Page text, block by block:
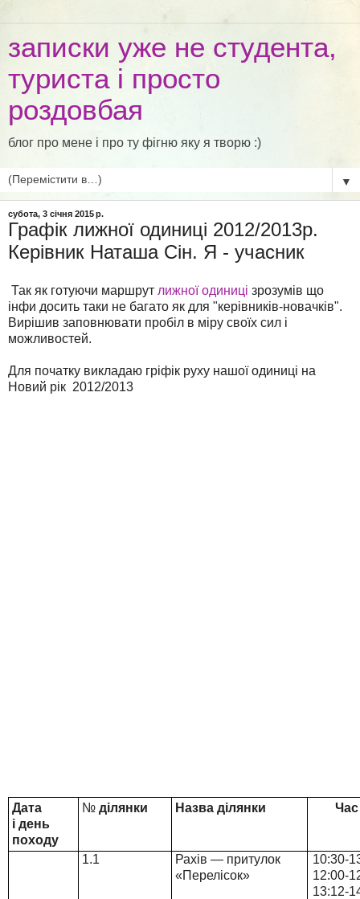
записки уже не студента,
туриста і просто
роздовбая
блог про мене і про ту фігню яку я творю :)
▼
субота, 3 січня 2015 р.
Графік лижної одиниці 2012/2013р.
Керівник Наташа Сін. Я - учасник
Так як готуючи маршрут лижної одиниці зрозумів що
інфи досить таки не багато як для "керівників-новачків".
Вирішив заповнювати пробіл в міру своїх сил і
можливостей.
Для початку викладаю гріфік руху нашої одиниці на
Новий рік 2012/2013
Дата
і день
походу
№ ділянки Назва ділянки Час
1.1
Рахів — притулок
«Перелісок»
10:30-
12:00-
13:12-